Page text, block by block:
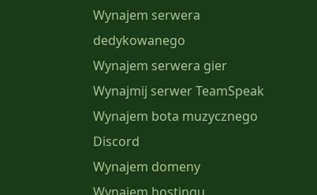
Wynajem serwera
dedykowanego
Wynajem serwera gier
Wynajmij serwer TeamSpeak
Wynajem bota muzycznego
Discord
Wynajem domeny